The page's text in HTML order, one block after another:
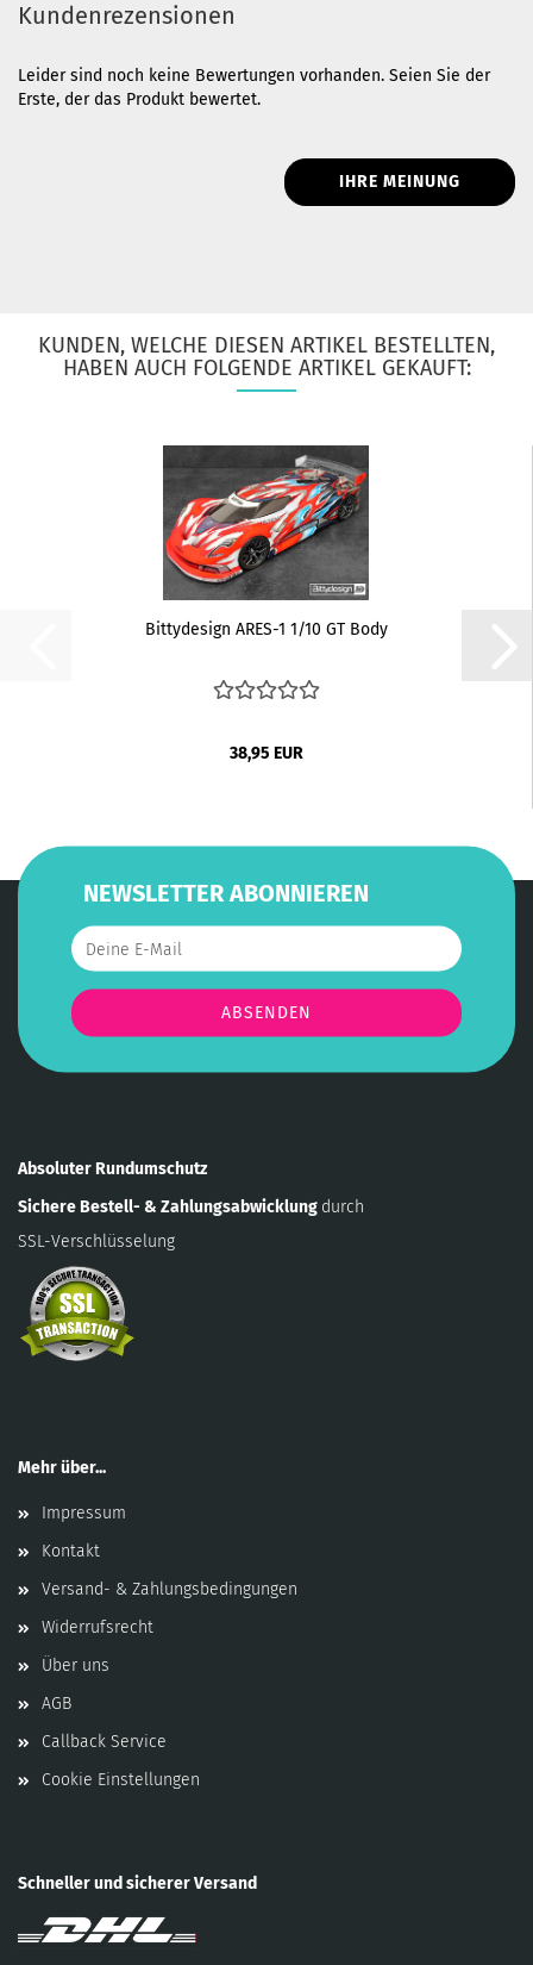
Kundenrezensionen
Leider sind noch keine Bewertungen vorhanden. Seien Sie der
Erste, der das Produkt bewertet.
IHRE MEINUNG
KUNDEN, WELCHE DIESEN ARTIKEL BESTELLTEN,
HABEN AUCH FOLGENDE ARTIKEL GEKAUFT:
Bittydesign ARES-1 1/10 GT Body
38,95 EUR
NEWSLETTER ABONNIEREN
Absoluter Rundumschutz
Sichere Bestell- & Zahlungsabwicklung durch
SSL-Verschlüsselung
Mehr über...
Impressum
Kontakt
Versand- & Zahlungsbedingungen
Widerrufsrecht
Über uns
AGB
Callback Service
Cookie Einstellungen
Schneller und sicherer Versand